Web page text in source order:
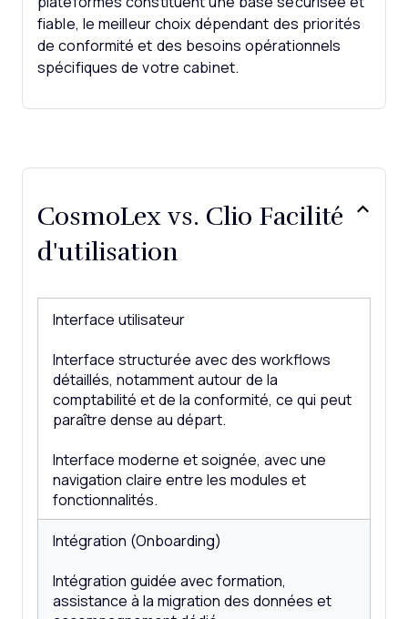
fiable, le meilleur choix dépendant des priorités
de conformité et des besoins opérationnels
spécifiques de votre cabinet.
CosmoLex vs. Clio Facilité
d'utilisation
Interface utilisateur
Interface structurée avec des workflows
détaillés, notamment autour de la
comptabilité et de la conformité, ce qui peut
paraître dense au départ.
Interface moderne et soignée, avec une
navigation claire entre les modules et
fonctionnalités.
Intégration (Onboarding)
Intégration guidée avec formation,
assistance à la migration des données et